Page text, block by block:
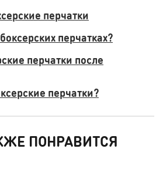
перчатки
перчатках?
перчатки после
перчатки?
ПОНРАВИТСЯ